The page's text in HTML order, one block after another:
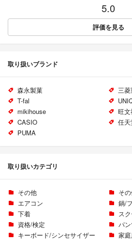
5.0
評価を見る
取り扱いブランド
森永製菓
三
T-fal
mikihouse
旺文
CASIO
任天
PUMA
取り扱いカテゴリ
その他
そ
エアコン
鍋/
下着
ス
資格/検定
パ
キーボード/シンセサイザー
家